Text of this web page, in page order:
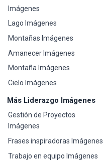
Imágenes
Lago Imágenes
Montañas Imágenes
Amanecer Imágenes
Montaña Imágenes
Cielo Imágenes
Más Liderazgo Imágenes
Gestión de Proyectos
Imágenes
Frases inspiradoras Imágenes
Trabajo en equipo Imágenes